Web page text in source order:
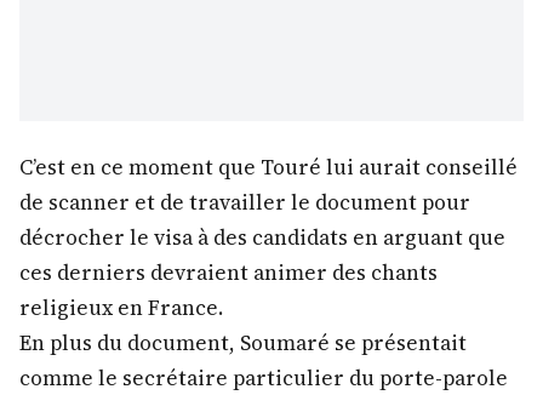
C’est en ce moment que Touré lui aurait conseillé
de scanner et de travailler le document pour
décrocher le visa à des candidats en arguant que
ces derniers devraient animer des chants
religieux en France.
En plus du document, Soumaré se présentait
comme le secrétaire particulier du porte-parole